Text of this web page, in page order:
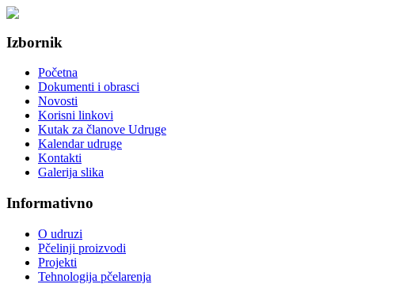
Izbornik
Početna
Dokumenti i obrasci
Novosti
Korisni linkovi
Kutak za članove Udruge
Kalendar udruge
Kontakti
Galerija slika
Informativno
O udruzi
Pčelinji proizvodi
Projekti
Tehnologija pčelarenja